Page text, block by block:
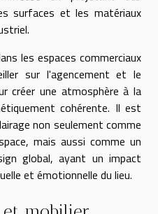
surfaces et les matériaux
les espaces commerciaux
sur l'agencement et le
créer une atmosphère à la
cohérente. Il est
non seulement comme
mais aussi comme un
global, ayant un impact
et émotionnelle du lieu.